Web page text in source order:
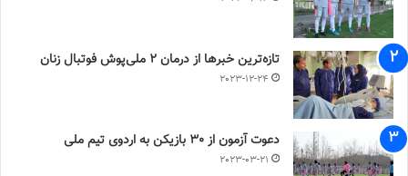
تازه‌ترین خبرها از درمان ۲ ملی‌پوش فوتبال زنان
2023-12-24
دعوت آزمون از 30 بازیکن به اردوی تیم ملی
2023-03-21